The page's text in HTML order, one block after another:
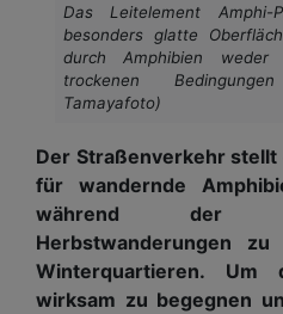
Das Leitelement
besonders glatte
durch Amphibien
trockenen
Tamayafoto)
Der Straßenverkehr
für wandernde
während der
Herbstwanderungen
Winterquartieren. Um
wirksam zu begegnen